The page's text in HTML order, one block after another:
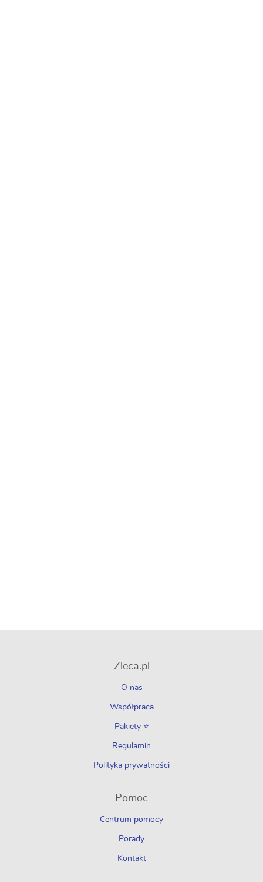
Zleca.pl
O nas
Współpraca
Pakiety ⭐
Regulamin
Polityka prywatności
Pomoc
Centrum pomocy
Porady
Kontakt